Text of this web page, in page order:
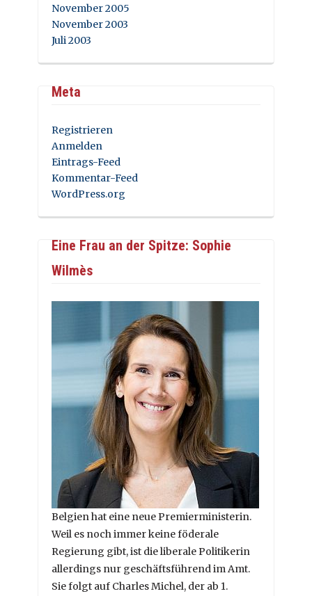
November 2005
November 2003
Juli 2003
Meta
Registrieren
Anmelden
Eintrags-Feed
Kommentar-Feed
WordPress.org
Eine Frau an der Spitze: Sophie
Wilmès
Belgien hat eine neue Premierministerin.
Weil es noch immer keine föderale
Regierung gibt, ist die liberale Politikerin
allerdings nur geschäftsführend im Amt.
Sie folgt auf Charles Michel, der ab 1.